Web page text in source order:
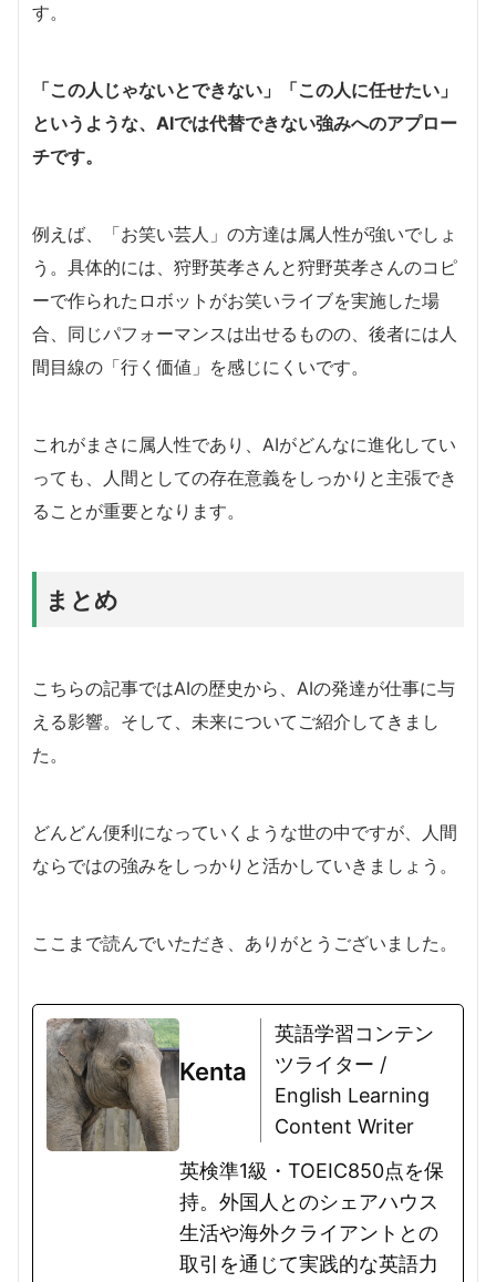
す。
「この人じゃないとできない」「この人に任せたい」
というような、AIでは代替できない強みへのアプロー
チです。
例えば、「お笑い芸人」の方達は属人性が強いでしょ
う。具体的には、狩野英孝さんと狩野英孝さんのコピ
ーで作られたロボットがお笑いライブを実施した場
合、同じパフォーマンスは出せるものの、後者には人
間目線の「行く価値」を感じにくいです。
これがまさに属人性であり、AIがどんなに進化してい
っても、人間としての存在意義をしっかりと主張でき
ることが重要となります。
まとめ
こちらの記事ではAIの歴史から、AIの発達が仕事に与
える影響。そして、未来についてご紹介してきまし
た。
どんどん便利になっていくような世の中ですが、人間
ならではの強みをしっかりと活かしていきましょう。
ここまで読んでいただき、ありがとうございました。
Kenta
英語学習コンテン
ツライター /
English Learning
Content Writer
英検準1級・TOEIC850点を保
持。外国人とのシェアハウス
生活や海外クライアントとの
取引を通じて実践的な英語力